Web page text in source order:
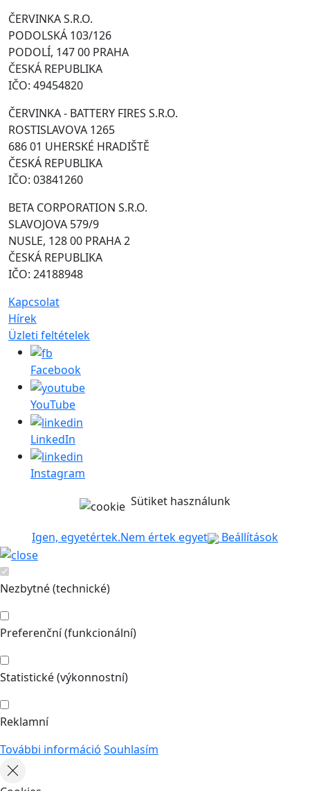
ČERVINKA S.R.O.
PODOLSKÁ 103/126
PODOLÍ, 147 00 PRAHA
ČESKÁ REPUBLIKA
IČO: 49454820
ČERVINKA - BATTERY FIRES S.R.O.
ROSTISLAVOVA 1265
686 01 UHERSKÉ HRADIŠTĚ
ČESKÁ REPUBLIKA
IČO: 03841260
BETA CORPORATION S.R.O.
SLAVOJOVA 579/9
NUSLE, 128 00 PRAHA 2
ČESKÁ REPUBLIKA
IČO: 24188948
Kapcsolat
Hírek
Üzleti feltételek
Facebook
YouTube
LinkedIn
Instagram
Sütiket használunk
Igen, egyetértek.Nem értek egyet Beállítások
Nezbytné (technické)
Preferenční (funkcionální)
Statistické (výkonnostní)
Reklamní
További információ Souhlasím